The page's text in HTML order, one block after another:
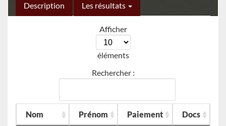
Description Les résultats
Afficher
éléments
Rechercher :
Nom Prénom Paiement Docs